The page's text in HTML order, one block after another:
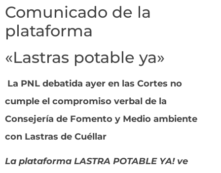
Comunicado de la
plataforma
«Lastras potable ya»
La PNL debatida ayer en las Cortes no
cumple el compromiso verbal de la
Consejería de Fomento y Medio ambiente
con Lastras de Cuéllar
La plataforma LASTRA POTABLE YA! ve